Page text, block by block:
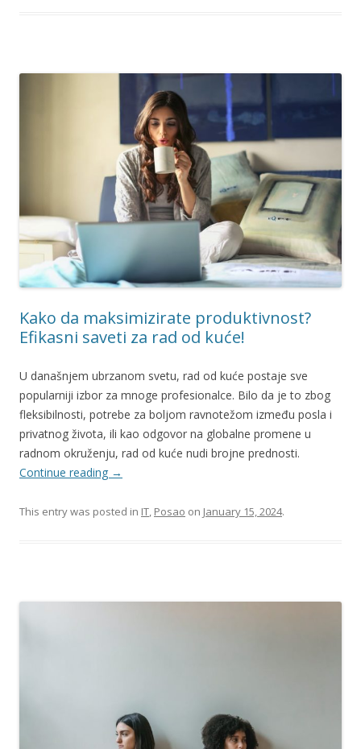
Kako da maksimizirate produktivnost?
Efikasni saveti za rad od kuće!
U današnjem ubrzanom svetu, rad od kuće postaje sve
popularniji izbor za mnoge profesionalce. Bilo da je to zbog
fleksibilnosti, potrebe za boljom ravnotežom između posla i
privatnog života, ili kao odgovor na globalne promene u
radnom okruženju, rad od kuće nudi brojne prednosti.
Continue reading →
This entry was posted in IT, Posao on January 15, 2024.